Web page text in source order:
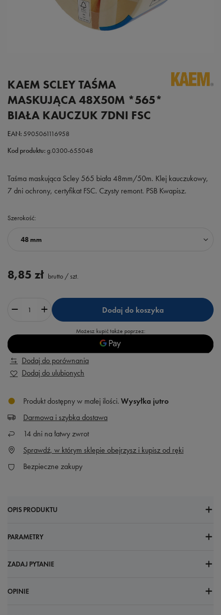
KAEM SCLEY TAŚMA
MASKUJĄCA 48X50M *565*
BIAŁA KAUCZUK 7DNI FSC
EAN:5905061116958
Kod produktu:g.0300-655048
Taśma maskująca Scley 565 biała 48mm/50m. Klej kauczukowy,
7 dni ochrony, certyfikat FSC. Czysty remont. PSB Kwapisz.
Szerokość
48 mm
8,85 zł brutto / szt.
Dodaj do koszyka
Możesz kupić także poprzez:
Dodaj do porównania
Dodaj do ulubionych
Produkt dostępny w małej ilości Wysyłka jutro
Darmowa i szybka dostawa
14 dni na łatwy zwrot
Sprawdź, w którym sklepie obejrzysz i kupisz od ręki
Bezpieczne zakupy
OPIS PRODUKTU
PARAMETRY
ZADAJ PYTANIE
OPINIE